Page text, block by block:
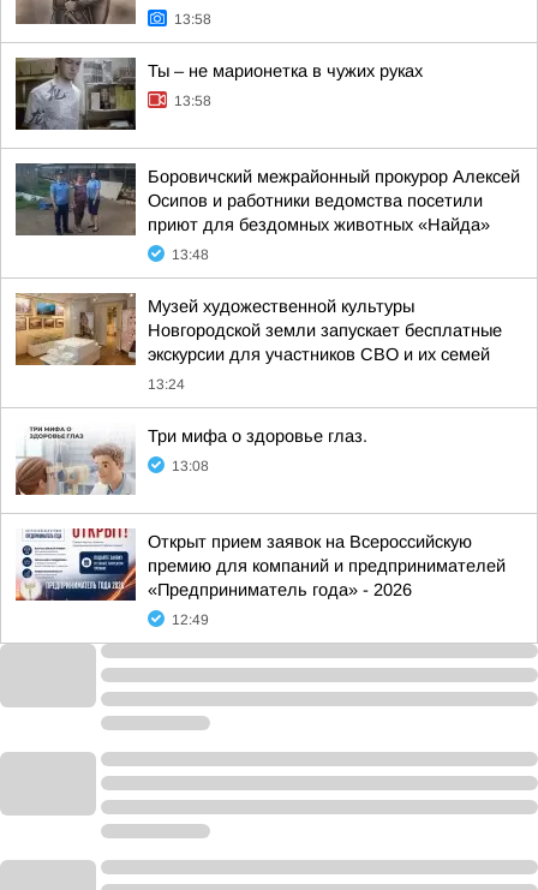
13:58
Ты – не марионетка в чужих руках
13:58
Боровичский межрайонный прокурор Алексей
Осипов и работники ведомства посетили
приют для бездомных животных «Найда»
13:48
Музей художественной культуры
Новгородской земли запускает бесплатные
экскурсии для участников СВО и их семей
13:24
Три мифа о здоровье глаз.
13:08
Открыт прием заявок на Всероссийскую
премию для компаний и предпринимателей
«Предприниматель года» - 2026
12:49